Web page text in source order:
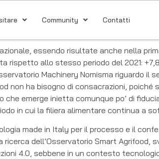
Community Contatti
essendo risultate anche nella
rispetto allo stesso periodo del 2021:
Machinery Nomisma riguardo il
non ha bisogno di consacrazioni,
emerge inietta comunque po’ di
in cui la filiera alimentare continua a
made in Italy per il processo e il
dell’Osservatorio Smart Agrifood,
4.0, sebbene in un contesto